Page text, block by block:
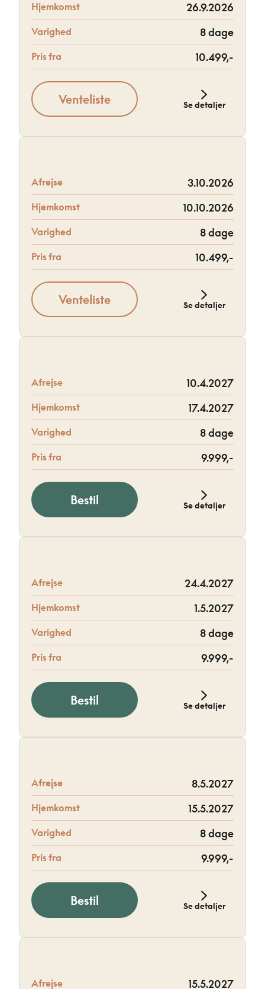
Hjemkomst 26.9.2026
Varighed 8 dage
Pris fra 10.499,-
Venteliste Se detaljer
Afrejse 3.10.2026
Hjemkomst 10.10.2026
Varighed 8 dage
Pris fra 10.499,-
Venteliste Se detaljer
Afrejse 10.4.2027
Hjemkomst 17.4.2027
Varighed 8 dage
Pris fra 9.999,-
Bestil Se detaljer
Afrejse 24.4.2027
Hjemkomst 1.5.2027
Varighed 8 dage
Pris fra 9.999,-
Bestil Se detaljer
Afrejse 8.5.2027
Hjemkomst 15.5.2027
Varighed 8 dage
Pris fra 9.999,-
Bestil Se detaljer
Afrejse 15.5.2027